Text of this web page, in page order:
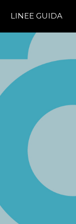
LINEE GUIDA